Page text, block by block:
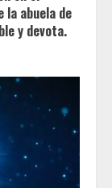
la abuela de
y devota.